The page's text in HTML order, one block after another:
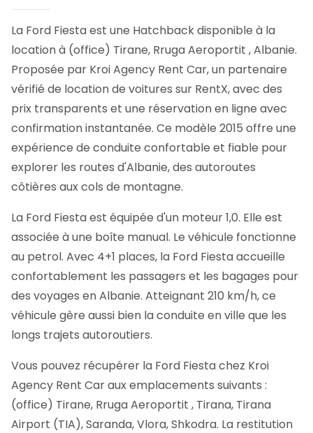
La Ford Fiesta est une Hatchback disponible à la
location à (office) Tirane, Rruga Aeroportit , Albanie.
Proposée par Kroi Agency Rent Car, un partenaire
vérifié de location de voitures sur RentX, avec des
prix transparents et une réservation en ligne avec
confirmation instantanée. Ce modèle 2015 offre une
expérience de conduite confortable et fiable pour
explorer les routes d'Albanie, des autoroutes
côtières aux cols de montagne.
La Ford Fiesta est équipée d'un moteur 1,0. Elle est
associée à une boîte manual. Le véhicule fonctionne
au petrol. Avec 4+1 places, la Ford Fiesta accueille
confortablement les passagers et les bagages pour
des voyages en Albanie. Atteignant 210 km/h, ce
véhicule gère aussi bien la conduite en ville que les
longs trajets autoroutiers.
Vous pouvez récupérer la Ford Fiesta chez Kroi
Agency Rent Car aux emplacements suivants :
(office) Tirane, Rruga Aeroportit , Tirana, Tirana
Airport (TIA), Saranda, Vlora, Shkodra. La restitution